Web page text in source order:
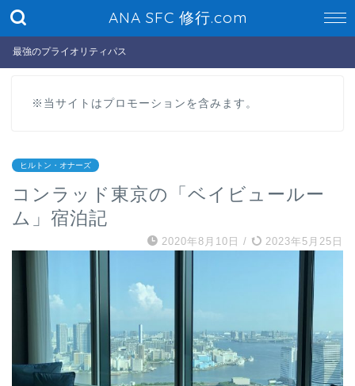
ANA SFC 修行.com
最強のプライオリティパス
※当サイトはプロモーションを含みます。
ヒルトン・オナーズ
コンラッド東京の「ベイビュールー
ム」宿泊記
2020年8月10日 / 2023年5月25日